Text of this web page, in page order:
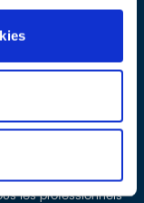
ce
lave-vaisselle, petit
et labellisé
Amélie-les-Bains-
les professionnels